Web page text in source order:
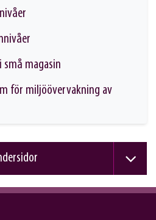
magasin
för miljöövervakning av